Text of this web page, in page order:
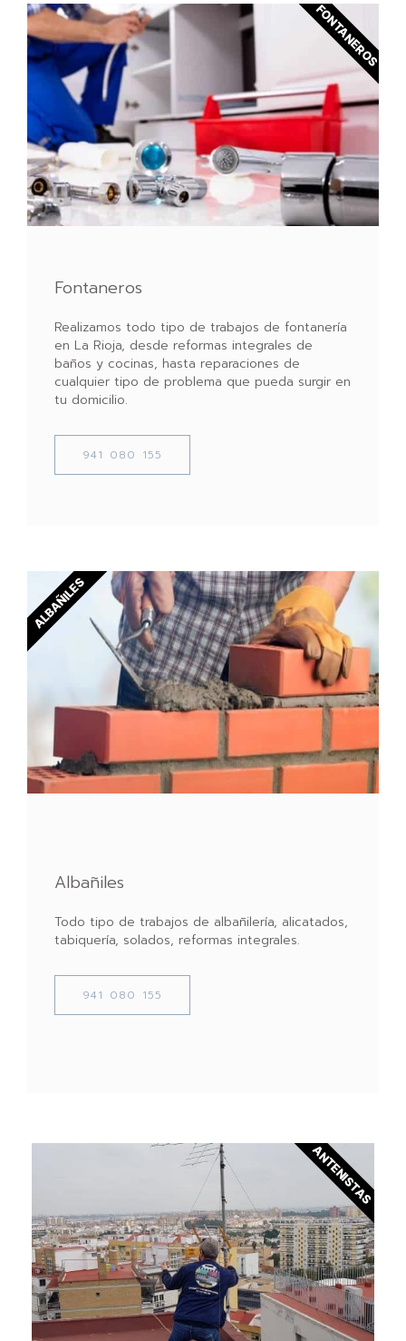
Fontaneros
Realizamos todo tipo de trabajos de fontanería
en La Rioja, desde reformas integrales de
baños y cocinas, hasta reparaciones de
cualquier tipo de problema que pueda surgir en
tu domicilio.
941 080 155
FONTANEROS
Albañiles
Todo tipo de trabajos de albañilería, alicatados,
tabiquería, solados, reformas integrales.
941 080 155
ALBAÑILES
ANTENISTAS